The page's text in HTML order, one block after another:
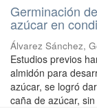
Germinación
azúcar en
Álvarez Sánchez,
Estudios previos
almidón para
azúcar, se logró
caña de azúcar,